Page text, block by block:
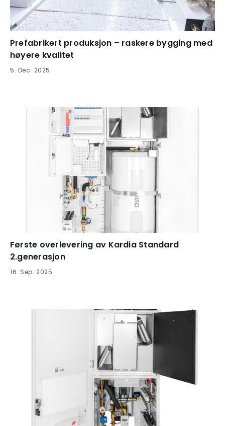
Prefabrikert produksjon – raskere bygging med
høyere kvalitet
5. Dec. 2025
Første overlevering av Kardia Standard
2.generasjon
16. Sep. 2025